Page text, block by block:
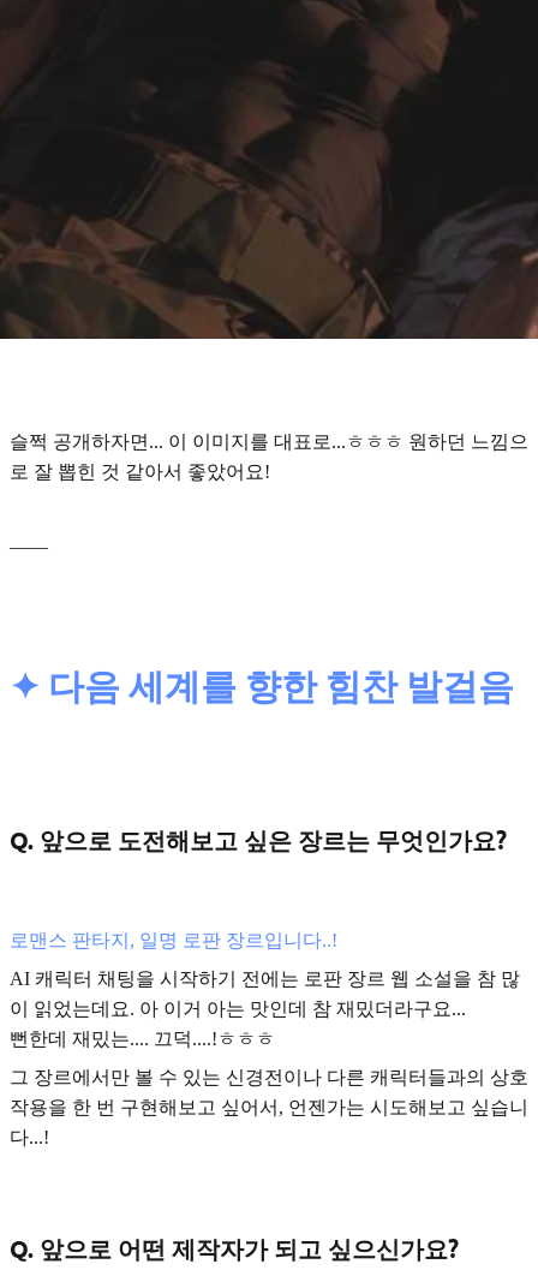
슬쩍 공개하자면... 이 이미지를 대표로...ㅎㅎㅎ 원하던 느낌으
로 잘 뽑힌 것 같아서 좋았어요!
✦ 다음 세계를 향한 힘찬 발걸음
Q. 앞으로 도전해보고 싶은 장르는 무엇인가요?
로맨스 판타지, 일명 로판 장르입니다..!
AI 캐릭터 채팅을 시작하기 전에는 로판 장르 웹 소설을 참 많
이 읽었는데요. 아 이거 아는 맛인데 참 재밌더라구요...
뻔한데 재밌는.... 끄덕....!ㅎㅎㅎ
그 장르에서만 볼 수 있는 신경전이나 다른 캐릭터들과의 상호
작용을 한 번 구현해보고 싶어서, 언젠가는 시도해보고 싶습니
다...!
Q. 앞으로 어떤 제작자가 되고 싶으신가요?